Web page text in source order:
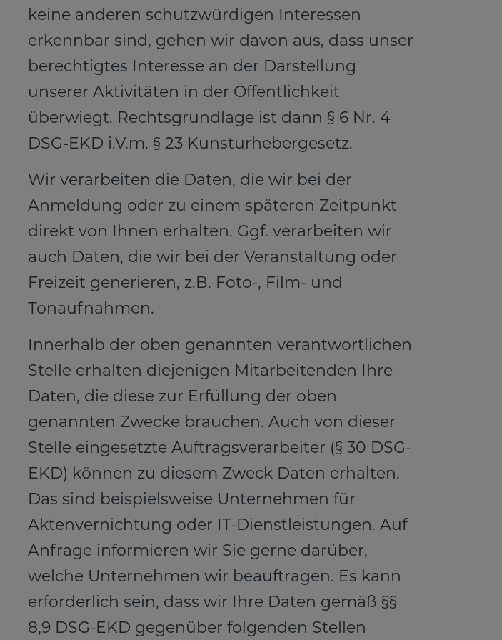
keine anderen schutzwürdigen Interessen
erkennbar sind, gehen wir davon aus, dass unser
berechtigtes Interesse an der Darstellung
unserer Aktivitäten in der Öffentlichkeit
überwiegt. Rechtsgrundlage ist dann § 6 Nr. 4
DSG-EKD i.V.m. § 23 Kunsturhebergesetz.
Wir verarbeiten die Daten, die wir bei der
Anmeldung oder zu einem späteren Zeitpunkt
direkt von Ihnen erhalten. Ggf. verarbeiten wir
auch Daten, die wir bei der Veranstaltung oder
Freizeit generieren, z.B. Foto-, Film- und
Tonaufnahmen.
Innerhalb der oben genannten verantwortlichen
Stelle erhalten diejenigen Mitarbeitenden Ihre
Daten, die diese zur Erfüllung der oben
genannten Zwecke brauchen. Auch von dieser
Stelle eingesetzte Auftragsverarbeiter (§ 30 DSG-
EKD) können zu diesem Zweck Daten erhalten.
Das sind beispielsweise Unternehmen für
Aktenvernichtung oder IT-Dienstleistungen. Auf
Anfrage informieren wir Sie gerne darüber,
welche Unternehmen wir beauftragen. Es kann
erforderlich sein, dass wir Ihre Daten gemäß §§
8,9 DSG-EKD gegenüber folgenden Stellen